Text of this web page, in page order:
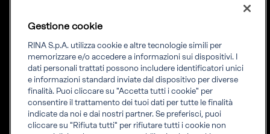
inclusione
News
Progetti
Sostenibilità
Connettiti
Uffici
Certification Member
Informati
Informazioni legali
Compliance
Gestione cookie
RINA S.p.A. utilizza cookie e altre tecnologie simili per
memorizzare e/o accedere a informazioni sui dispositivi. I
dati personali trattati possono includere identificatori unici
e informazioni standard inviate dal dispositivo per diverse
finalità. Puoi cliccare su "Accetta tutti i cookie" per
consentire il trattamento dei tuoi dati per tutte le finalità
indicate da noi e dai nostri partner. Se preferisci, puoi
cliccare su "Rifiuta tutti" per rifiutare tutti i cookie non